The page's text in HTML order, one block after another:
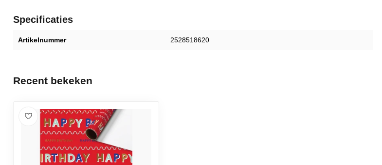
Specificaties
Artikelnummer 2528518620
Recent bekeken